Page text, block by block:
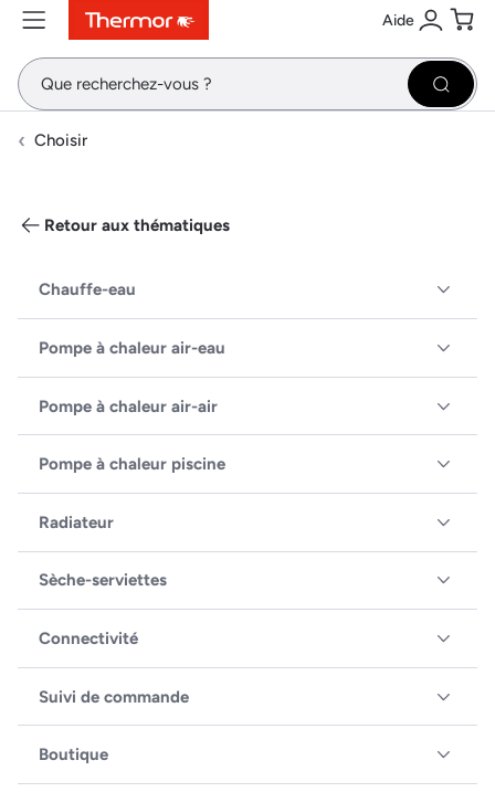
ContenuMenuRecherche Aide
Se
Choisir
Retour aux thématiques
Chauffe-eau
Pompe à chaleur air-eau
Pompe à chaleur air-air
Pompe à chaleur piscine
Radiateur
Sèche-serviettes
Connectivité
Suivi de commande
Boutique